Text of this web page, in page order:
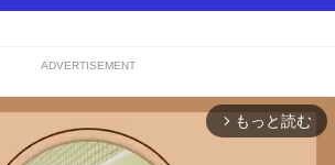
ADVERTISEMENT
arrow_forward_ios もっと読む